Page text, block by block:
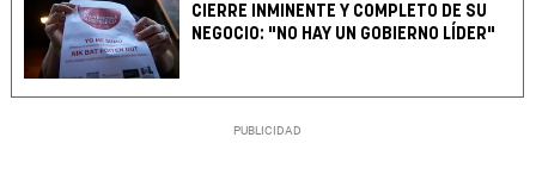
CIERRE INMINENTE Y COMPLETO DE SU
NEGOCIO: "NO HAY UN GOBIERNO LÍDER"